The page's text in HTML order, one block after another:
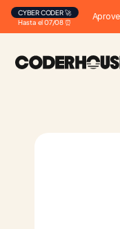
Hasta el 07/08 ⏰
CYBER CODER 🚀